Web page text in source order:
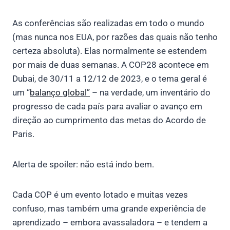
As conferências são realizadas em todo o mundo
(mas nunca nos EUA, por razões das quais não tenho
certeza absoluta). Elas normalmente se estendem
por mais de duas semanas. A COP28 acontece em
Dubai, de 30/11 a 12/12 de 2023, e o tema geral é
um “balanço global” – na verdade, um inventário do
progresso de cada país para avaliar o avanço em
direção ao cumprimento das metas do Acordo de
Paris.
Alerta de spoiler: não está indo bem.
Cada COP é um evento lotado e muitas vezes
confuso, mas também uma grande experiência de
aprendizado – embora avassaladora – e tendem a